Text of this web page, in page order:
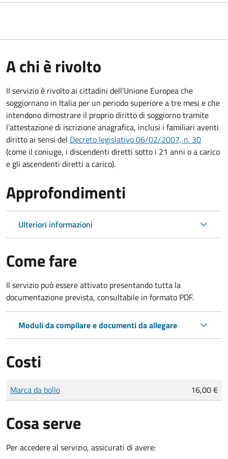
A chi è rivolto
Il servizio è rivolto ai cittadini dell’Unione Europea che
soggiornano in Italia per un periodo superiore a tre mesi e che
intendono dimostrare il proprio diritto di soggiorno tramite
l’attestazione di iscrizione anagrafica, inclusi i familiari aventi
diritto ai sensi del Decreto legislativo 06/02/2007, n. 30
(come il coniuge, i discendenti diretti sotto i 21 anni o a carico
e gli ascendenti diretti a carico).
Approfondimenti
Ulteriori informazioni
Come fare
Il servizio può essere attivato presentando tutta la
documentazione prevista, consultabile in formato PDF.
Moduli da compilare e documenti da allegare
Costi
Tipo di pagamento
Importo
Marca da bollo 16,00 €
Cosa serve
Per accedere al servizio, assicurati di avere: